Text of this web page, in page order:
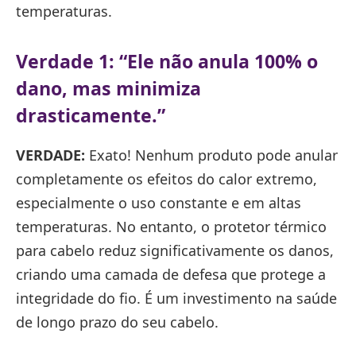
temperaturas.
Verdade 1: “Ele não anula 100% o
dano, mas minimiza
drasticamente.”
VERDADE: Exato! Nenhum produto pode anular
completamente os efeitos do calor extremo,
especialmente o uso constante e em altas
temperaturas. No entanto, o protetor térmico
para cabelo reduz significativamente os danos,
criando uma camada de defesa que protege a
integridade do fio. É um investimento na saúde
de longo prazo do seu cabelo.